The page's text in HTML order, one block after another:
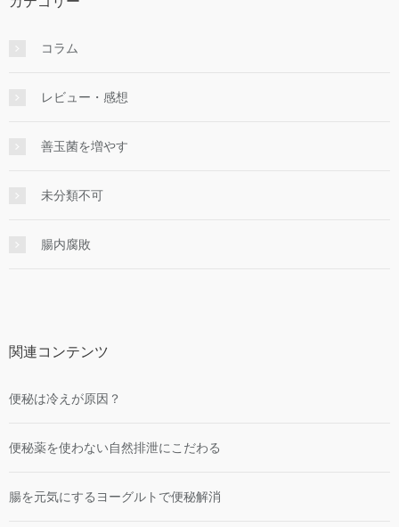
コラム
レビュー・感想
善玉菌を増やす
未分類不可
腸内腐敗
関連コンテンツ
便秘は冷えが原因？
便秘薬を使わない自然排泄にこだわる
腸を元気にするヨーグルトで便秘解消